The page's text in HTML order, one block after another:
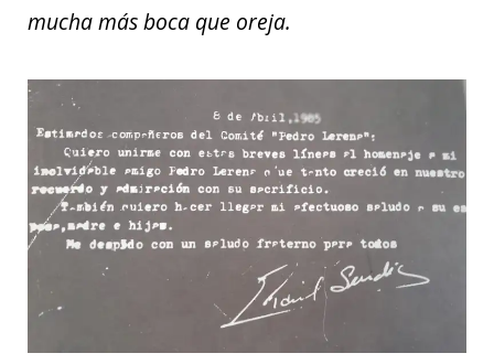
mucha más boca que oreja.